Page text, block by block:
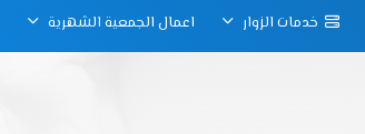
خدمات الزوار اعمال الجمعية الشهرية